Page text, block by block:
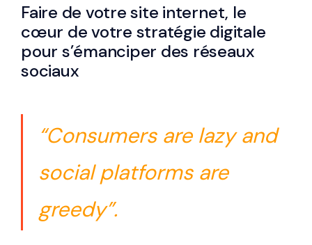
Faire de votre site internet, le
cœur de votre stratégie digitale
pour s’émanciper des réseaux
sociaux
“Consumers are lazy and
social platforms are
greedy”.